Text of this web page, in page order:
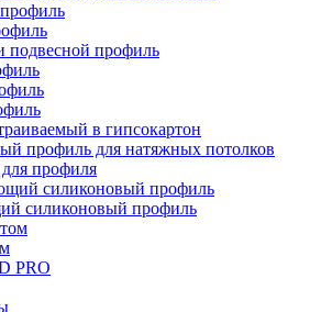
подвесной профиль
в гипсокартон
профиль для натяжных потолков
профиля
силиконовый профиль
PRO